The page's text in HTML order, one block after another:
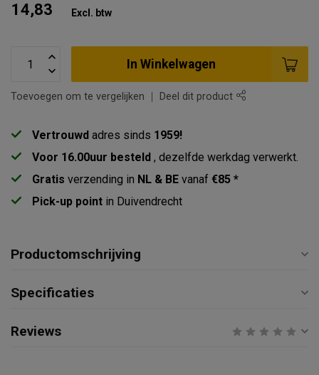
14,83 Excl. btw
In Winkelwagen
Toevoegen om te vergelijken Deel dit product
Vertrouwd adres sinds 1959!
Voor 16.00uur besteld , dezelfde werkdag verwerkt.
Gratis verzending in NL & BE vanaf €85 *
Pick-up point in Duivendrecht
Productomschrijving
Specificaties
Reviews